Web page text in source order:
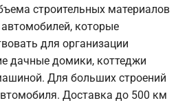
строительных материалов
которые
для организации
дачные домики, коттеджи
Для больших строений
Доставка до 500 км